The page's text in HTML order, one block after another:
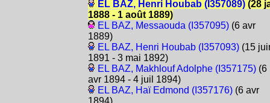
EL BAZ, Henri Houbab (I357089)(28
1888 - 1 août 1889)
EL BAZ, Messaouda (I357095)(6 avr
1889)
EL BAZ, Henri Houbab (I357093)(15
1891 - 3 mai 1892)
EL BAZ, Makhlouf Adolphe (I357175)(6
avr 1894 - 4 juil 1894)
EL BAZ, Haï Edmond (I357176)(6 avr